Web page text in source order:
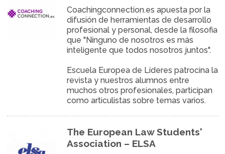
Coachingconnection.es apuesta por la
difusión de herramientas de desarrollo
profesional y personal, desde la filosofia
que "Ninguno de nosotros es más
inteligente que todos nosotros juntos".
Escuela Europea de Líderes patrocina la
revista y nuestros alumnos entre
muchos otros profesionales, participan
como articulistas sobre temas varios.
The European Law Students'
Association – ELSA